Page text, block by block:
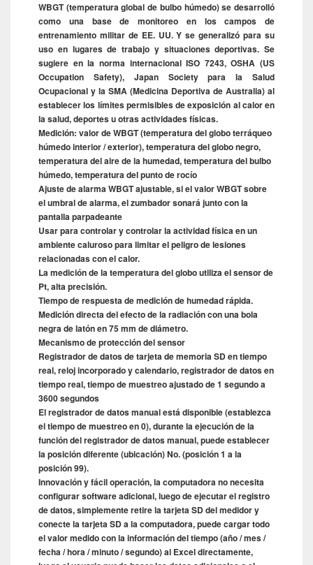
WBGT (temperatura global de bulbo húmedo) se desarrolló
como una base de monitoreo en los campos de
entrenamiento militar de EE. UU. Y se generalizó para su
uso en lugares de trabajo y situaciones deportivas. Se
sugiere en la norma internacional ISO 7243, OSHA (US
Occupation Safety), Japan Society para la Salud
Ocupacional y la SMA (Medicina Deportiva de Australia) al
establecer los límites permisibles de exposición al calor en
la salud, deportes u otras actividades físicas.
Medición: valor de WBGT (temperatura del globo terráqueo
húmedo interior / exterior), temperatura del globo negro,
temperatura del aire de la humedad, temperatura del bulbo
húmedo, temperatura del punto de rocío
Ajuste de alarma WBGT ajustable, si el valor WBGT sobre
el umbral de alarma, el zumbador sonará junto con la
pantalla parpadeante
Usar para controlar y controlar la actividad física en un
ambiente caluroso para limitar el peligro de lesiones
relacionadas con el calor.
La medición de la temperatura del globo utiliza el sensor de
Pt, alta precisión.
Tiempo de respuesta de medición de humedad rápida.
Medición directa del efecto de la radiación con una bola
negra de latón en 75 mm de diámetro.
Mecanismo de protección del sensor
Registrador de datos de tarjeta de memoria SD en tiempo
real, reloj incorporado y calendario, registrador de datos en
tiempo real, tiempo de muestreo ajustado de 1 segundo a
3600 segundos
El registrador de datos manual está disponible (establezca
el tiempo de muestreo en 0), durante la ejecución de la
función del registrador de datos manual, puede establecer
la posición diferente (ubicación) No. (posición 1 a la
posición 99).
Innovación y fácil operación, la computadora no necesita
configurar software adicional, luego de ejecutar el registro
de datos, simplemente retire la tarjeta SD del medidor y
conecte la tarjeta SD a la computadora, puede cargar todo
el valor medido con la información del tiempo (año / mes /
fecha / hora / minuto / segundo) al Excel directamente,